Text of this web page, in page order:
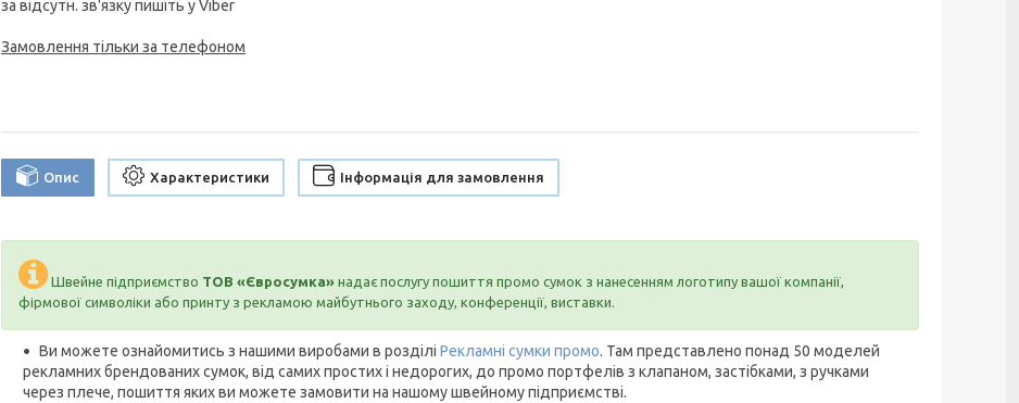
за відсутн. зв'язку пишіть у Viber
Замовлення тільки за телефоном
Опис Характеристики Інформація для замовлення
Швейне підприємство ТОВ «Євросумка» надає послугу пошиття промо сумок з нанесенням логотипу вашої компанії,
фірмової символіки або принту з рекламою майбутнього заходу, конференції, виставки.
Ви можете ознайомитись з нашими виробами в розділі Рекламні сумки промо. Там представлено понад 50 моделей
рекламних брендованих сумок, від самих простих і недорогих, до промо портфелів з клапаном, застібками, з ручками
через плече, пошиття яких ви можете замовити на нашому швейному підприємстві.